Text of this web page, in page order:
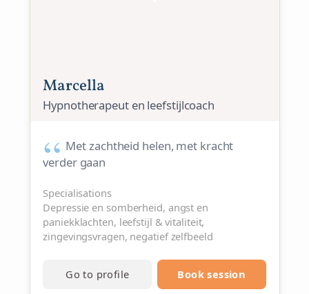
Marcella
Hypnotherapeut en leefstijlcoach
Met zachtheid helen, met kracht
verder gaan
Specialisations
Depressie en somberheid, angst en
paniekklachten, leefstijl & vitaliteit,
zingevingsvragen, negatief zelfbeeld
Go to profile Book session